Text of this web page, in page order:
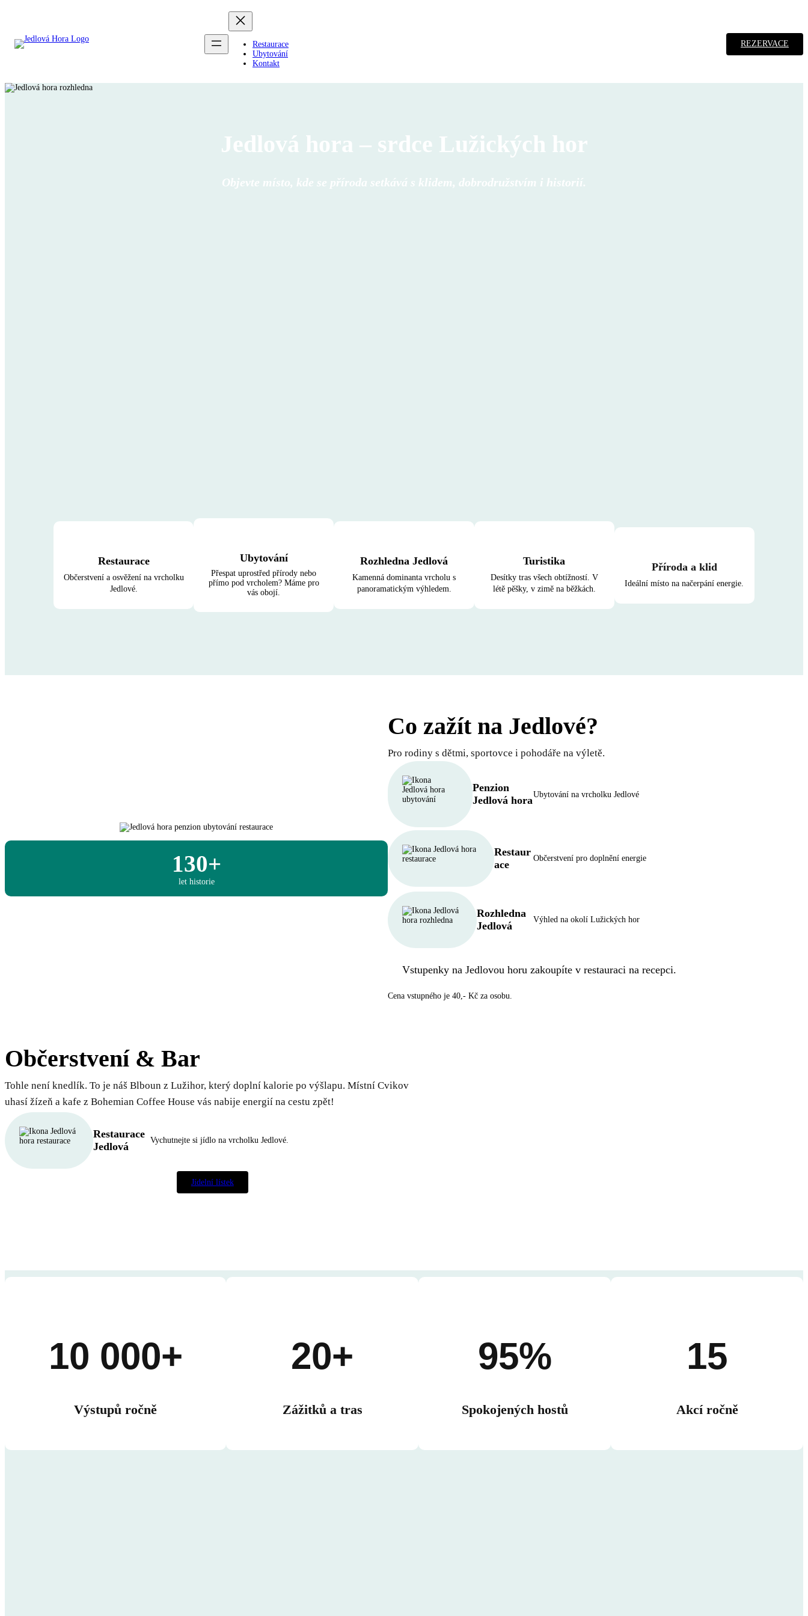
Restaurace
Ubytování
Kontakt
REZERVACE
Jedlová hora – srdce Lužických hor
Objevte místo, kde se příroda setkává s klidem, dobrodružstvím i historií.
Restaurace
Občerstvení a osvěžení na vrcholku
Jedlové.
Ubytování
Přespat uprostřed přírody nebo
přímo pod vrcholem? Máme pro
vás obojí.
Rozhledna Jedlová
Kamenná dominanta vrcholu s
panoramatickým výhledem.
Turistika
Desítky tras všech obtížností. V
létě pěšky, v zimě na běžkách.
Příroda a klid
Ideální místo na načerpání energie.
130+
let historie
Co zažít na Jedlové?
Pro rodiny s dětmi, sportovce i pohodáře na výletě.
Penzion
Jedlová horaUbytování na vrcholku Jedlové
Restaur
ace
Občerstvení pro doplnění energie
Rozhledna
Jedlová
Výhled na okolí Lužických hor
Vstupenky na Jedlovou horu zakoupíte v restauraci na recepci.
Cena vstupného je 40,- Kč za osobu.
Občerstvení & Bar
Tohle není knedlík. To je náš Blboun z Lužihor, který doplní kalorie po výšlapu. Místní Cvikov
uhasí žízeň a kafe z Bohemian Coffee House vás nabije energií na cestu zpět!
Restaurace
Jedlová
Vychutnejte si jídlo na vrcholku Jedlové.
Jídelní lístek
10 000+
Výstupů ročně
20+
Zážitků a tras
95%
Spokojených hostů
15
Akcí ročně